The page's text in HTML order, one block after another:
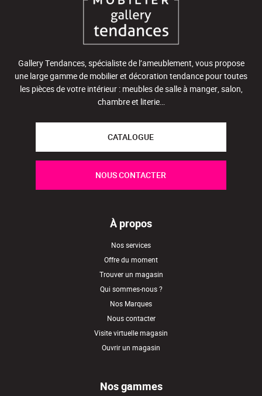
Gallery Tendances, spécialiste de l’ameublement, vous propose
une large gamme de mobilier et décoration tendance pour toutes
les pièces de votre intérieur : meubles de salle à manger, salon,
chambre et literie…
CATALOGUE
NOUS CONTACTER
À propos
Nos services
Offre du moment
Trouver un magasin
Qui sommes-nous ?
Nos Marques
Nous contacter
Visite virtuelle magasin
Ouvrir un magasin
Nos gammes